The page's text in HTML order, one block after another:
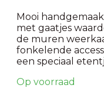
Mooi
met gaatjes
de muren
fonkelende
een speciaal
Op voorraad